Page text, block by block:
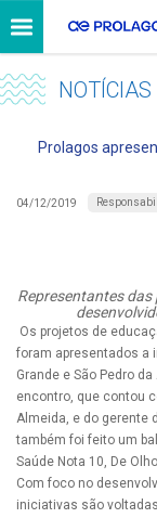
NOTÍCIAS
Prolagos
04/12/2019
Representantes
Os projetos de
foram apresentados a
Grande e São Pedro
encontro, que contou
Almeida, e do gerente
também foi feito um
Saúde Nota 10, De
Com foco no
iniciativas são